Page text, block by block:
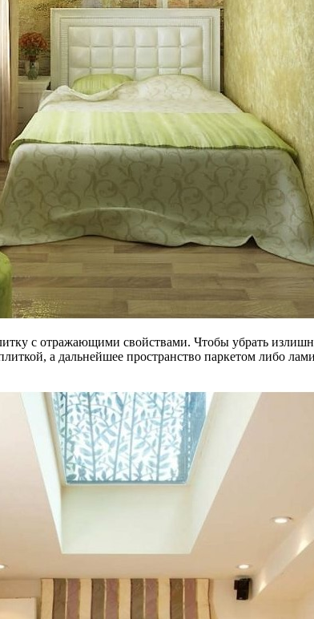
с отражающими свойствами. Чтобы убрать
а дальнейшее пространство паркетом либо